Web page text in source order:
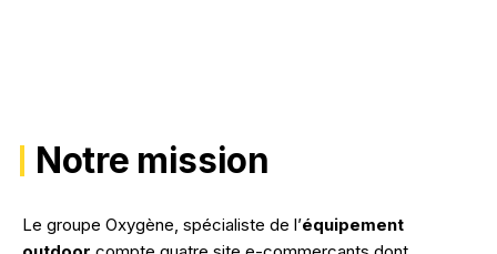
Notre mission
Le groupe Oxygène, spécialiste de l’équipement